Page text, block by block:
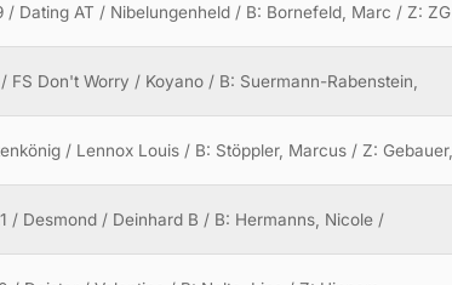
/ Dating AT / Nibelungenheld / B: Bornefeld, Marc / Z: ZG
Don't Worry / Koyano / B: Suermann-Rabenstein,
/ Lennox Louis / B: Stöppler, Marcus / Z: Gebauer,
/ Desmond / Deinhard B / B: Hermanns, Nicole /